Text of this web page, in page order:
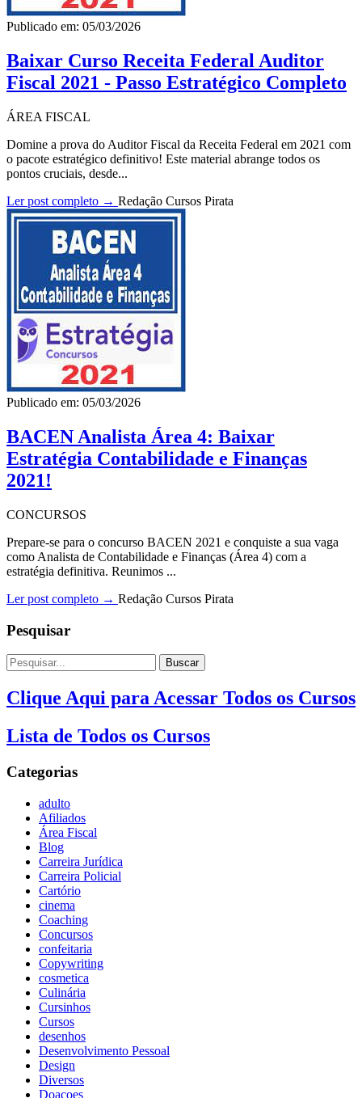
Publicado em: 05/03/2026
Baixar Curso Receita Federal Auditor
Fiscal 2021 - Passo Estratégico Completo
ÁREA FISCAL
Domine a prova do Auditor Fiscal da Receita Federal em 2021 com
o pacote estratégico definitivo! Este material abrange todos os
pontos cruciais, desde...
Ler post completo → Redação Cursos Pirata
Publicado em: 05/03/2026
BACEN Analista Área 4: Baixar
Estratégia Contabilidade e Finanças
2021!
CONCURSOS
Prepare-se para o concurso BACEN 2021 e conquiste a sua vaga
como Analista de Contabilidade e Finanças (Área 4) com a
estratégia definitiva. Reunimos ...
Ler post completo → Redação Cursos Pirata
Pesquisar
Buscar
Clique Aqui para Acessar Todos os Cursos
Lista de Todos os Cursos
Categorias
adulto
Afiliados
Área Fiscal
Blog
Carreira Jurídica
Carreira Policial
Cartório
cinema
Coaching
Concursos
confeitaria
Copywriting
cosmetica
Culinária
Cursinhos
Cursos
desenhos
Desenvolvimento Pessoal
Design
Diversos
Doaçoes